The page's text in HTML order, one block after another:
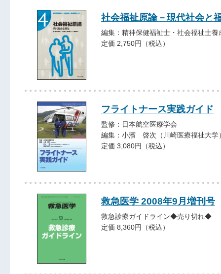
社会福祉原論－現代社会と
編集：精神保健福祉士・社会福祉士
定価 2,750円（税込）
フライトナース実践ガイド
監修：日本航空医療学会
編集：小濱 啓次（川崎医療福祉大学
定価 3,080円（税込）
救急医学 2008年9月増刊号
救急診療ガイドライン◆売り切れ◆
定価 8,360円（税込）